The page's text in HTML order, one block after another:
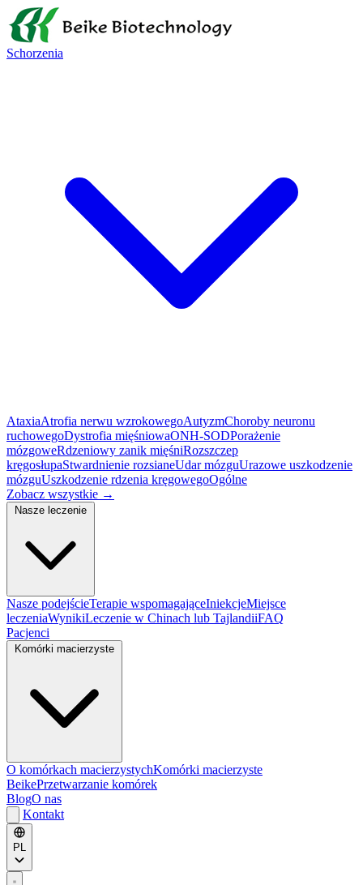
Schorzenia
AtaxiaAtrofia nerwu wzrokowegoAutyzmChoroby neuronu
ruchowegoDystrofia mięśniowaONH-SODPorażenie
mózgoweRdzeniowy zanik mięśniRozszczep
kręgosłupaStwardnienie rozsianeUdar mózguUrazowe uszkodzenie
mózguUszkodzenie rdzenia kręgowegoOgólne
Zobacz wszystkie →
Nasze podejścieTerapie wspomagająceIniekcjeMiejsce
leczeniaWynikiLeczenie w Chinach lub TajlandiiFAQ
Pacjenci
O komórkach macierzystychKomórki macierzyste
BeikePrzetwarzanie komórek
BlogO nas
Kontakt
PL